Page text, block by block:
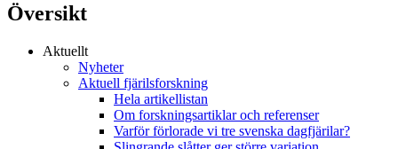
Översikt
Aktuellt
Nyheter
Aktuell fjärilsforskning
Hela artikellistan
Om forskningsartiklar och referenser
Varför förlorade vi tre svenska dagfjärilar?